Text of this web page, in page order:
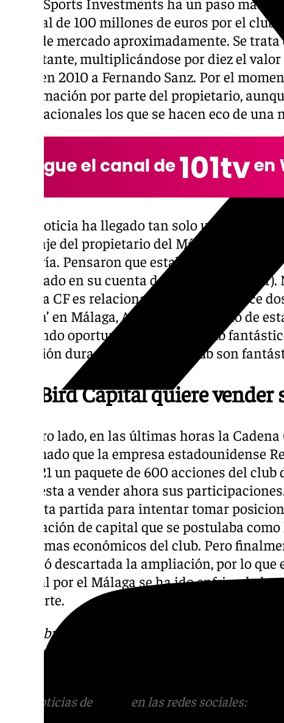
un total de 100 millones de euros por el club,
valor de mercado aproximadamente. Se
importante, multiplicándose por diez el
jeque en 2010 a Fernando Sanz. Por el
confirmación por parte del propietario,
internacionales los que se hacen eco de una
Esta noticia ha llegado tan solo unas horas
mensaje del propietario del Málaga CF, Al-
hablaría. Pensaron que estaba enterrado.
publicado en su cuenta de ‘X’ (antes
Málaga CF es relacionado con Catar. Hace
‘Marca’ en Málaga, Al-Khelaifi ya habló de
buscando oportunidades, es un club
situación dura. La ciudad y el club son
RedBird Capital quiere
Por otro lado, en las últimas horas la
informado que la empresa estadounidense
en 2021 un paquete de 600 acciones del
dispuesta a vender ahora sus
con esta partida para intentar tomar
ampliación de capital que se postulaba
problemas económicos del club. Pero
y quedó descartada la ampliación, por lo
Capital por el Málaga se ha ido enfriando
sus parte.
Descubre más noticias de 101TV en las redes
sociales:
Más noticias de en las redes sociales: